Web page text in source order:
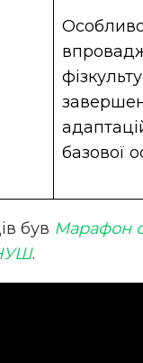
базової
був Марафон
.